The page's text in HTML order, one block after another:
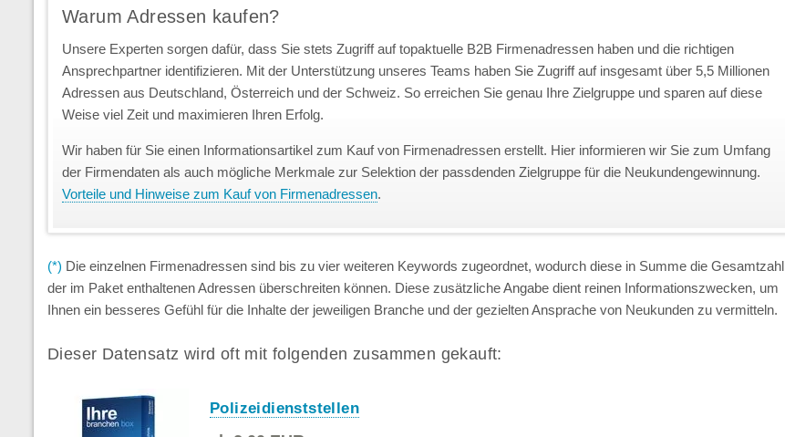
Warum Adressen kaufen?
Unsere Experten sorgen dafür, dass Sie stets Zugriff auf topaktuelle B2B Firmenadressen haben und die richtigen
Ansprechpartner identifizieren. Mit der Unterstützung unseres Teams haben Sie Zugriff auf insgesamt über 5,5 Millionen
Adressen aus Deutschland, Österreich und der Schweiz. So erreichen Sie genau Ihre Zielgruppe und sparen auf diese
Weise viel Zeit und maximieren Ihren Erfolg.
Wir haben für Sie einen Informationsartikel zum Kauf von Firmenadressen erstellt. Hier informieren wir Sie zum Umfang
der Firmendaten als auch mögliche Merkmale zur Selektion der passdenden Zielgruppe für die Neukundengewinnung.
Vorteile und Hinweise zum Kauf von Firmenadressen.
(*) Die einzelnen Firmenadressen sind bis zu vier weiteren Keywords zugeordnet, wodurch diese in Summe die Gesamtzahl
der im Paket enthaltenen Adressen überschreiten können. Diese zusätzliche Angabe dient reinen Informationszwecken, um
Ihnen ein besseres Gefühl für die Inhalte der jeweiligen Branche und der gezielten Ansprache von Neukunden zu vermitteln.
Dieser Datensatz wird oft mit folgenden zusammen gekauft:
Polizeidienststellen